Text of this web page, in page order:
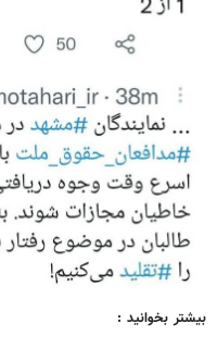
بیشتر بخوانید :